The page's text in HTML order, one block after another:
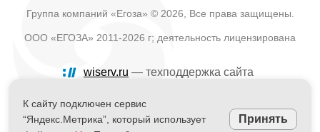
Группа компаний «Егоза» © 2026, Все права защищены.
ООО «ЕГОЗА» 2011-2026 г; деятельность лицензирована
wiserv.ru — техподдержка сайта
Политика в отношении обработки персональных данных
Информация на сайте не является публичной офертой
К сайту подключен сервис
“Яндекс.Метрика”, который использует
Принять